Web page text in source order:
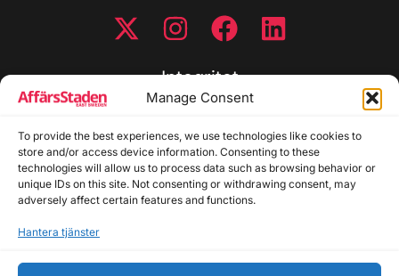
Manage Consent
To provide the best experiences, we use technologies like cookies to
store and/or access device information. Consenting to these
technologies will allow us to process data such as browsing behavior or
unique IDs on this site. Not consenting or withdrawing consent, may
adversely affect certain features and functions.
Hantera tjänster
Integritet
Cookiepolicy
Disclaimer
Redaktionell policy
Utgivarinformation